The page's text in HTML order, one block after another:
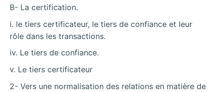
B- La certification.
i. le tiers certificateur, le tiers de confiance et leur
rôle dans les transactions.
iv. Le tiers de confiance.
v. Le tiers certificateur
2- Vers une normalisation des relations en matière de